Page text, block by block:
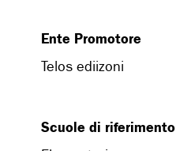
Ente Promotore
Telos ediizoni
Scuole di riferimento